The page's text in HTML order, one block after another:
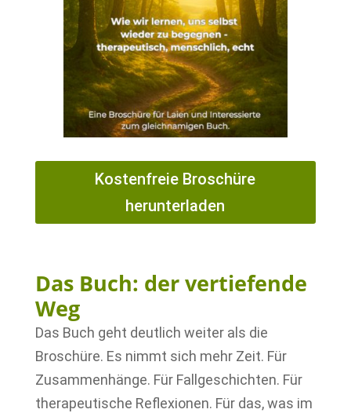
Kostenfreie Broschüre
herunterladen
Das Buch: der vertiefende
Weg
Das Buch geht deutlich weiter als die
Broschüre. Es nimmt sich mehr Zeit. Für
Zusammenhänge. Für Fallgeschichten. Für
therapeutische Reflexionen. Für das, was im